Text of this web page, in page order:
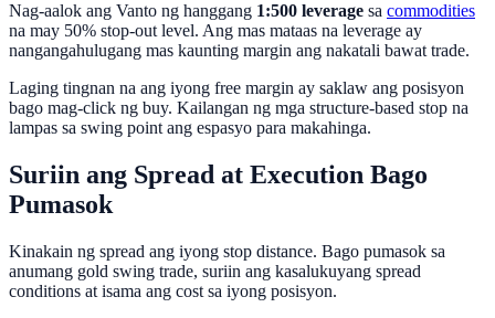
Nag-aalok ang Vanto ng hanggang 1:500 leverage sa commodities
na may 50% stop-out level. Ang mas mataas na leverage ay
nangangahulugang mas kaunting margin ang nakatali bawat trade.
Laging tingnan na ang iyong free margin ay saklaw ang posisyon
bago mag-click ng buy. Kailangan ng mga structure-based stop na
lampas sa swing point ang espasyo para makahinga.
Suriin ang Spread at Execution Bago
Pumasok
Kinakain ng spread ang iyong stop distance. Bago pumasok sa
anumang gold swing trade, suriin ang kasalukuyang spread
conditions at isama ang cost sa iyong posisyon.